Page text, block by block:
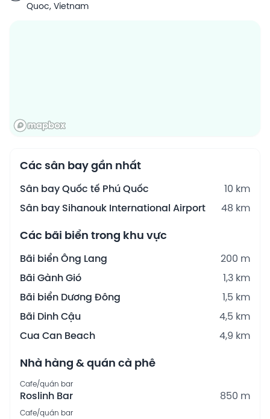
Quoc, Vietnam
Các sân bay gần nhất
Sân bay Quốc tế Phú Quốc
10 km
Sân bay Sihanouk International Airport
48 km
Các bãi biển trong khu vực
Bãi biển Ông Lang
200 m
Bãi Gành Gió
1,3 km
Bãi biển Dương Đông
1,5 km
Bãi Dinh Cậu
4,5 km
Cua Can Beach
4,9 km
Nhà hàng & quán cà phê
Cafe/quán bar
Roslinh Bar 850 m
Cafe/quán bar